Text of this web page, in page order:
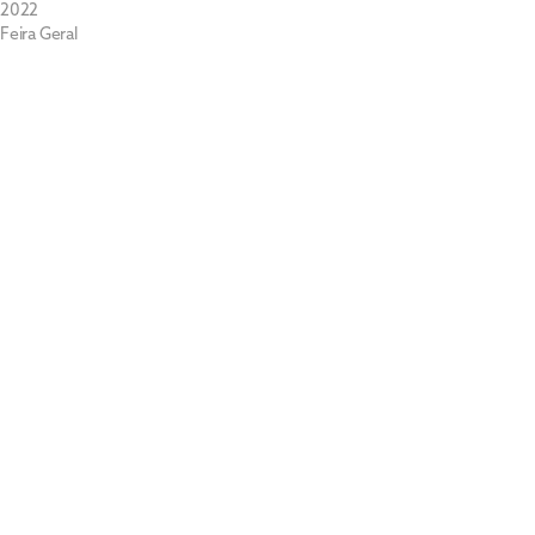
2022
Feira Geral